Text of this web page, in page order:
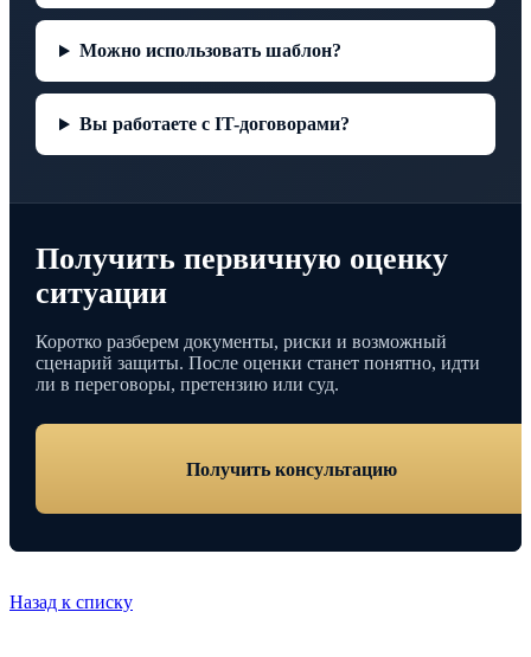
Можно использовать шаблон?
Вы работаете с IT-договорами?
Получить первичную оценку
ситуации
Коротко разберем документы, риски и возможный
сценарий защиты. После оценки станет понятно, идти
ли в переговоры, претензию или суд.
Получить консультацию
Назад к списку